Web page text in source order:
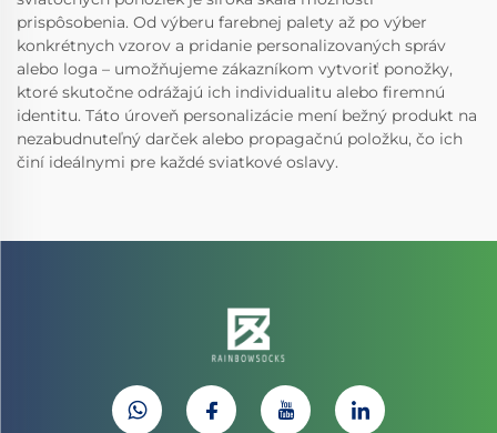
prispôsobenia. Od výberu farebnej palety až po výber
konkrétnych vzorov a pridanie personalizovaných správ
alebo loga – umožňujeme zákazníkom vytvoriť ponožky,
ktoré skutočne odrážajú ich individualitu alebo firemnú
identitu. Táto úroveň personalizácie mení bežný produkt na
nezabudnuteľný darček alebo propagačnú položku, čo ich
činí ideálnymi pre každé sviatkové oslavy.